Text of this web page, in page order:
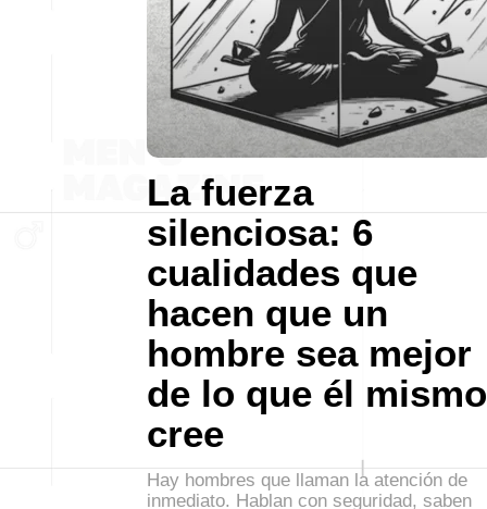
La fuerza
silenciosa: 6
cualidades que
hacen que un
hombre sea mejor
de lo que él mismo
cree
Hay hombres que llaman la atención de
inmediato. Hablan con seguridad, saben